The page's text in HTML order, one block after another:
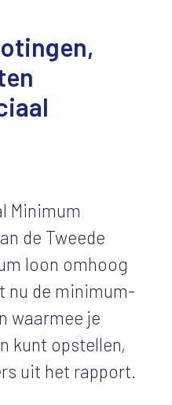
Minimum
de Tweede
loon omhoog
nu de minimum-
waarmee je
kunt opstellen,
uit het rapport.